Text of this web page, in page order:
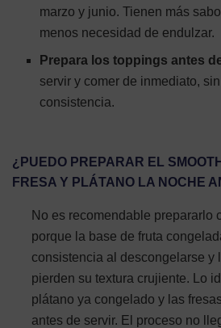
marzo y junio. Tienen más
menos necesidad de endulzar.
Prepara los toppings antes
servir y comer de inmediato,
consistencia.
¿PUEDO PREPARAR EL
FRESA Y PLÁTANO LA NOCHE
No es recomendable prepararlo
porque la base de fruta
consistencia al descongelarse y
pierden su textura crujiente. Lo
plátano ya congelado y las
antes de servir. El proceso no